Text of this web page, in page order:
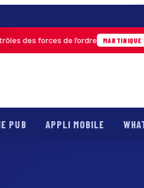
forces de l’ordre MARTINIQUE 04/
PUB APPLI MOBILE